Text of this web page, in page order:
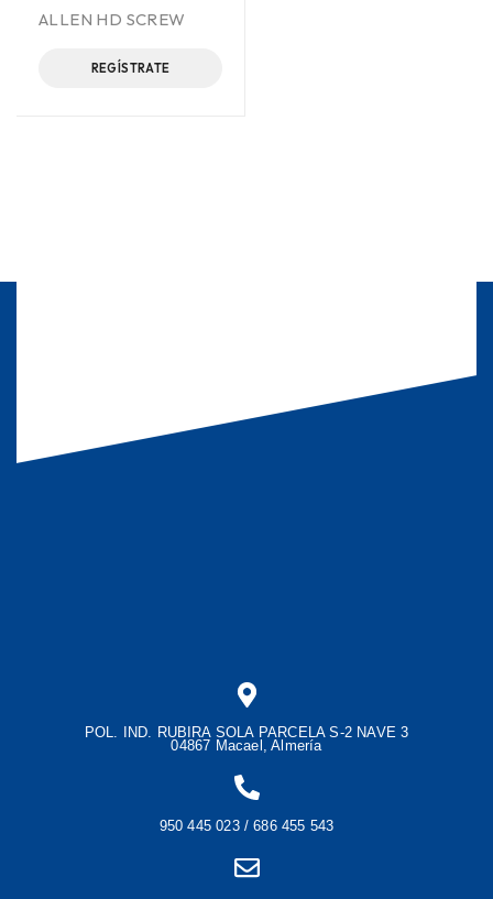
ALLEN HD SCREW
REGÍSTRATE
POL. IND. RUBIRA SOLA PARCELA S-2 NAVE 3
04867 Macael, Almería
950 445 023 / 686 455 543